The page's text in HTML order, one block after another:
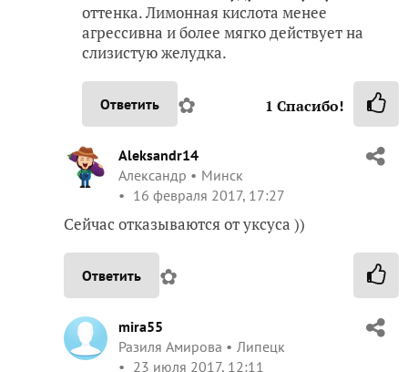
оттенка. Лимонная кислота менее
агрессивна и более мягко действует на
слизистую желудка.
Ответить ✿ 1 Спасибо!
Aleksandr14
Александр
Минск
16 февраля 2017, 17:27
Сейчас отказываются от уксуса ))
Ответить ✿
mira55
Разиля Амирова
Липецк
23 июля 2017, 12:11